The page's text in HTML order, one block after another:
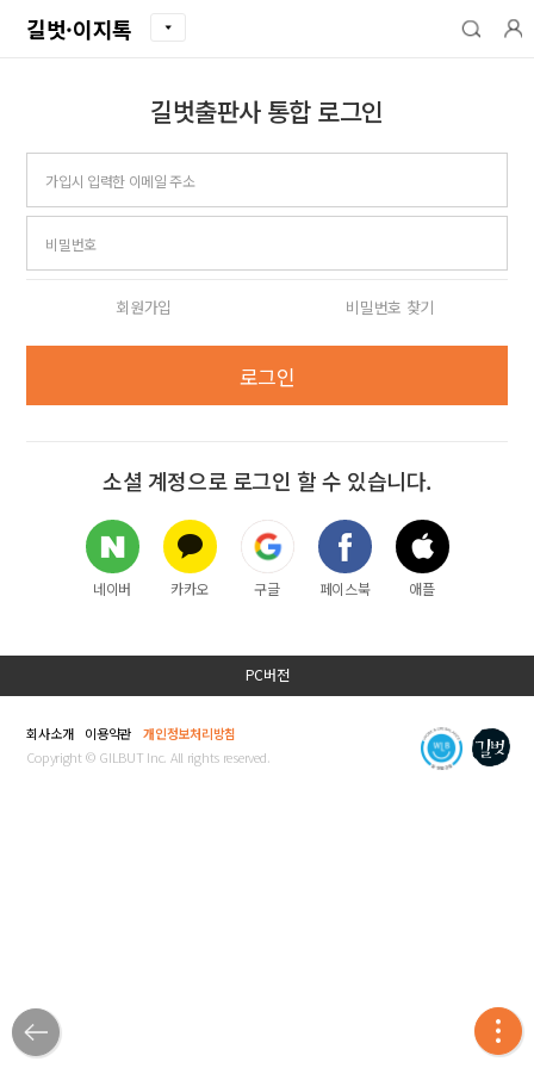
길벗·이지톡
길벗출판사 통합 로그인
아이디
비밀번호
회원가입 비밀번호 찾기
로그인
소셜 계정으로 로그인 할 수 있습니다.
네이버 카카오 구글 페이스북 애플
PC버전
회사소개 이용약관
개인정보처리방침
Copyright © GILBUT Inc. All rights reserved.